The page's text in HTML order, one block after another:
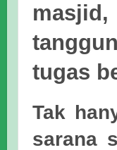
tugas
Tak
sarana